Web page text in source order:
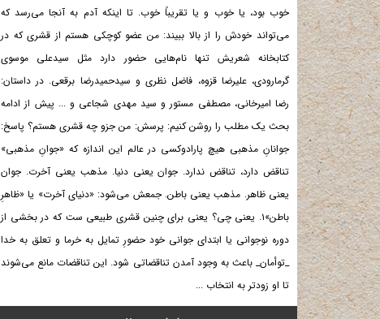
خوب بود، یا خوب و یا تقریباً خوب. تا اینکه آدم به آنجا می‌رسد که
می‌تواند خودش را از بالا ببیند: من عضو کوچکی هستم از قشری که در
کتابخانه شعریش تنها نام‌هایی حضور دارد مثل سیدعلی موسوی
گرمارودی، علیرضا قزوه، فاضل نظری و سیدحمیدرضا برقعی. در داستان:
رضا امیرخانی، مصطفی مستور و سید مهدی شجاعی و ... پیش از ادامه
بحث یک مطلب را روشن کنیم: پرسش: من جزو چه قشری هستم؟ پاسخ:
جوانانِ مذهبی هیچ پارادوکسی در عالم این اندازه که «جوانِ مذهبی»
تناقض دارد، تناقض ندارد. جوان یعنی دنیا. مذهب یعنی آخرت. جوان
یعنی ظاهر. مذهب یعنی باطن. جمعش می‌شود: «دنیای آخرت» یا «ظاهرِ
باطن»۱. یعنی چی؟ یعنی برای چنین قشری طبیعی ست که در بخشی از
دوره نوجوانی یا ابتدای جوانی خود حضورِ تمایل به خرما و تعلق به خدا
_توأمان_ باعث به وجود آمدن تناقضاتی شود. این تناقضات مانع می‌شوند
تا او زودتر به انتخاب ...